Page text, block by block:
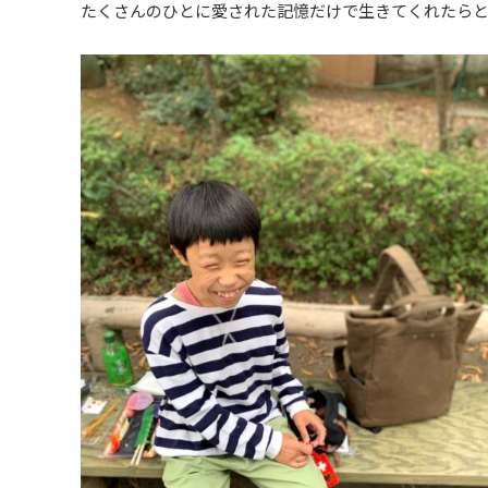
たくさんのひとに愛された記憶だけで生きてくれたら